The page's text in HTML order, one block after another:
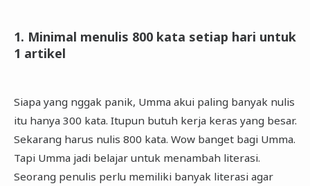
1. Minimal menulis 800 kata setiap hari untuk
1 artikel
Siapa yang nggak panik, Umma akui paling banyak nulis
itu hanya 300 kata. Itupun butuh kerja keras yang besar.
Sekarang harus nulis 800 kata. Wow banget bagi Umma.
Tapi Umma jadi belajar untuk menambah literasi.
Seorang penulis perlu memiliki banyak literasi agar